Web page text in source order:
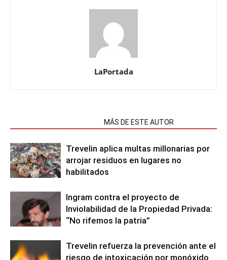
LaPortada
MÁS DE ESTE AUTOR
Trevelin aplica multas millonarias por
arrojar residuos en lugares no
habilitados
Ingram contra el proyecto de
Inviolabilidad de la Propiedad Privada:
“No rifemos la patria”
Trevelin refuerza la prevención ante el
riesgo de intoxicación por monóxido